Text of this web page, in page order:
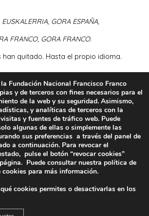
EUSKALERRIA, GORA ESPAÑA,
FRANCO, GORA FRANCO.
han quitado. Hasta el propio idioma.
franquista que añora la España
Generalísimo Franco:
UNA, GRANDE Y LIBRE
me vienen a la memoria los
cuando recitaba :
pueda devolvernos la hora del
esplendor en la yerba,
afligirnos porque la belleza
siempre en el recuerdo” .
Fundación Nacional Francisco Franco
y de terceros con fines necesarios para el
de la web y su seguridad. Asimismo,
y analíticas de terceros con la
y fuentes de tráfico web. Puede
algunas de ellas o simplemente las
sus preferencias a través del panel de
a continuación. Para revocar el
pulse el botón “revocar cookies”
Puede consultar nuestra política de
cookies para más información.
cookies permites o desactivarlas en los